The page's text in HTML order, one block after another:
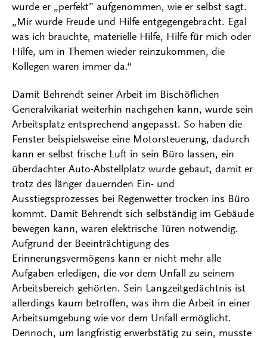
wurde er „perfekt” aufgenommen, wie er selbst sagt.
„Mir wurde Freude und Hilfe entgegengebracht. Egal
was ich brauchte, materielle Hilfe, Hilfe für mich oder
Hilfe, um in Themen wieder reinzukommen, die
Kollegen waren immer da.“
Damit Behrendt seiner Arbeit im Bischöflichen
Generalvikariat weiterhin nachgehen kann, wurde sein
Arbeitsplatz entsprechend angepasst. So haben die
Fenster beispielsweise eine Motorsteuerung, dadurch
kann er selbst frische Luft in sein Büro lassen, ein
überdachter Auto-Abstellplatz wurde gebaut, damit er
trotz des länger dauernden Ein- und
Ausstiegsprozesses bei Regenwetter trocken ins Büro
kommt. Damit Behrendt sich selbständig im Gebäude
bewegen kann, waren elektrische Türen notwendig.
Aufgrund der Beeinträchtigung des
Erinnerungsvermögens kann er nicht mehr alle
Aufgaben erledigen, die vor dem Unfall zu seinem
Arbeitsbereich gehörten. Sein Langzeitgedächtnis ist
allerdings kaum betroffen, was ihm die Arbeit in einer
Arbeitsumgebung wie vor dem Unfall ermöglicht.
Dennoch, um langfristig erwerbstätig zu sein, musste